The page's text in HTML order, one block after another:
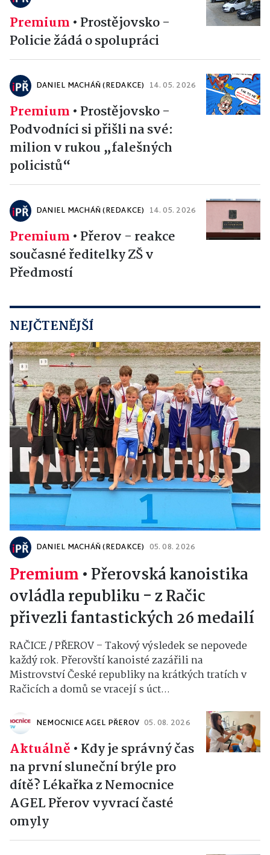
Premium • Prostějovsko -
Policie žádá o spolupráci
DANIEL MACHÁŇ (REDAKCE) 14. 05. 2026
Premium • Prostějovsko -
Podvodníci si přišli na své:
milion v rukou „falešných
policistů“
DANIEL MACHÁŇ (REDAKCE) 14. 05. 2026
Premium • Přerov - reakce
současné ředitelky ZŠ v
Předmostí
NEJČTENĚJŠÍ
DANIEL MACHÁŇ (REDAKCE) 05. 08. 2026
Premium • Přerovská kanoistika
ovládla republiku - z Račic
přivezli fantastických 26 medailí
RAČICE / PŘEROV – Takový výsledek se nepovede
každý rok. Přerovští kanoisté zazářili na
Mistrovství České republiky na krátkých tratích v
Račicích a domů se vracejí s úct...
NEMOCNICE AGEL PŘEROV 05. 08. 2026
Aktuálně • Kdy je správný čas
na první sluneční brýle pro
dítě? Lékařka z Nemocnice
AGEL Přerov vyvrací časté
omyly